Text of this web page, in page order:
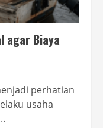
agar Biaya
perhatian
usaha